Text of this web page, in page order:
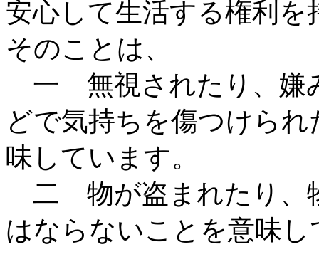
安心して生活する権利を
そのことは、
一 無視されたり、嫌
どで気持ちを傷つけら
味しています。
二 物が盗まれたり、
はならないことを意味し